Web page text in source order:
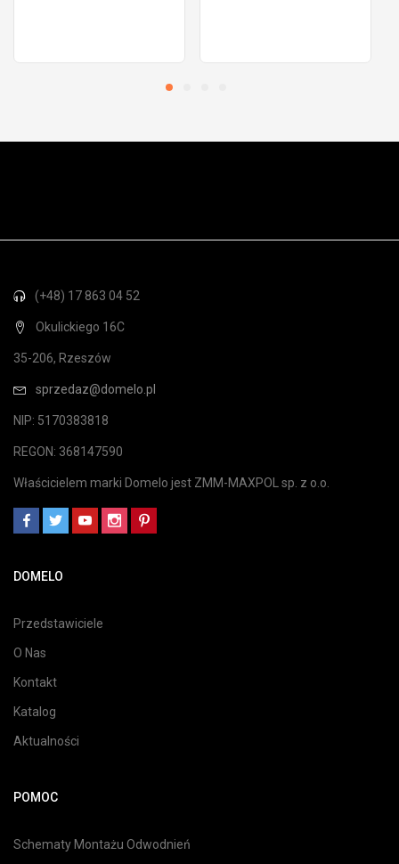
(+48) 17 863 04 52
Okulickiego 16C
35-206, Rzeszów
sprzedaz@domelo.pl
NIP: 5170383818
REGON: 368147590
Właścicielem marki Domelo jest ZMM-MAXPOL sp. z o.o.
DOMELO
Przedstawiciele
O Nas
Kontakt
Katalog
Aktualności
POMOC
Schematy Montażu Odwodnień